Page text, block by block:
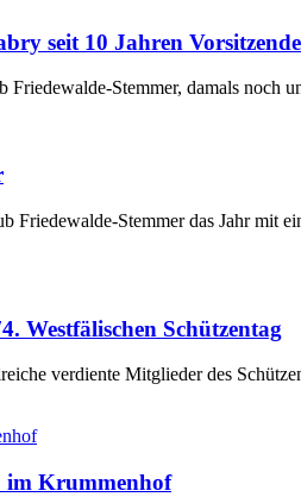
seit 10 Jahren Vorsitzende
Stemmer, damals noch
Stemmer das Jahr mit
Westfälischen Schützentag
verdiente Mitglieder des
im Krummenhof